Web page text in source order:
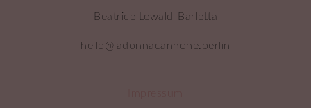
Beatrice Lewald-Barletta
hello@ladonnacannone.berlin